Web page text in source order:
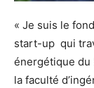
« Je suis le
start-up qui
énergétique du
la faculté